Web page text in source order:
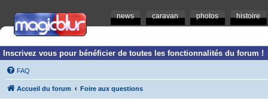
news caravan photos histoire
Inscrivez vous pour bénéficier de toutes les fonctionnalités du forum !
FAQ
Accueil du forum Foire aux questions